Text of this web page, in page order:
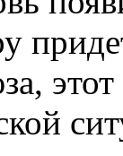
этот